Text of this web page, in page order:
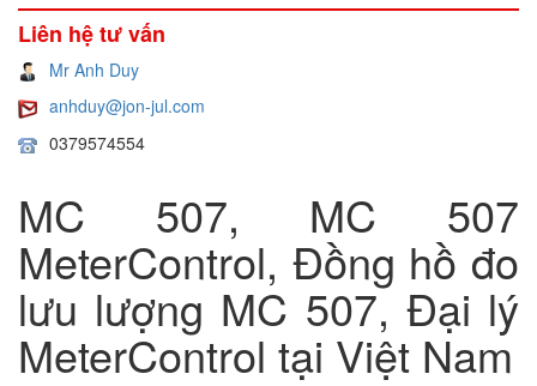
Liên hệ tư vấn
Mr Anh Duy
anhduy@jon-jul.com
0379574554
MC 507, MC 507
MeterControl, Đồng hồ đo
lưu lượng MC 507, Đại lý
MeterControl tại Việt Nam